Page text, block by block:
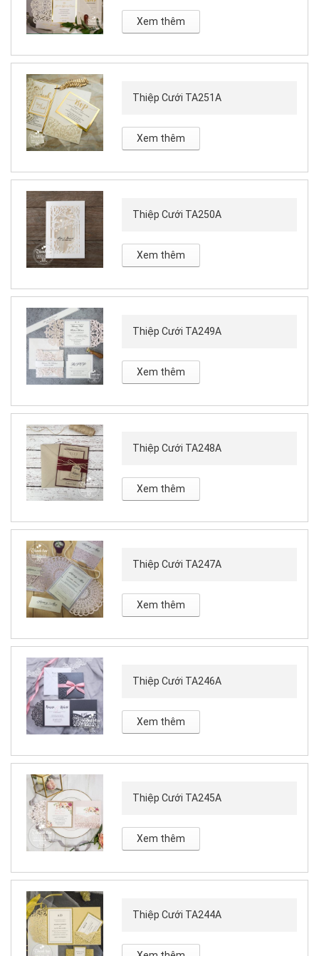
Xem thêm
Thiệp Cưới TA251A
Xem thêm
Thiệp Cưới TA250A
Xem thêm
Thiệp Cưới TA249A
Xem thêm
Thiệp Cưới TA248A
Xem thêm
Thiệp Cưới TA247A
Xem thêm
Thiệp Cưới TA246A
Xem thêm
Thiệp Cưới TA245A
Xem thêm
Thiệp Cưới TA244A